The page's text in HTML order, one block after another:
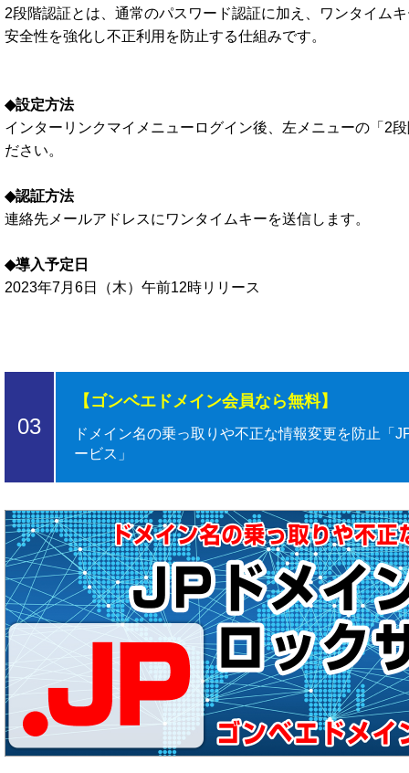
2段階認証とは、通常のパスワード認証に加え、ワンタイム
安全性を強化し不正利用を防止する仕組みです。
◆設定方法
インターリンクマイメニューログイン後、左メニューの「2
ださい。
◆認証方法
連絡先メールアドレスにワンタイムキーを送信します。
◆導入予定日
2023年7月6日（木）午前12時リリース
03
【ゴンベエドメイン会員なら無料】
ドメイン名の乗っ取りや不正な情報変更を防止「
ービス」